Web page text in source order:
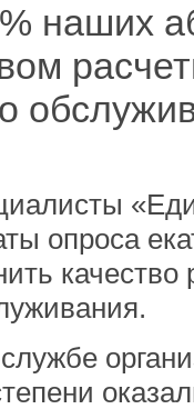
наших
опроса
качество